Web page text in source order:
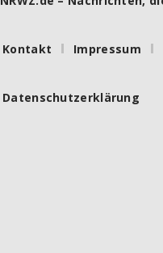
Kontakt Impressum
Datenschutzerklärung